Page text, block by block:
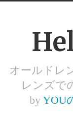
オールドレ
レンズで
by YOU